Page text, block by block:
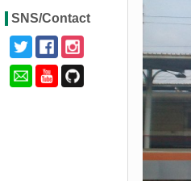
SNS/Contact